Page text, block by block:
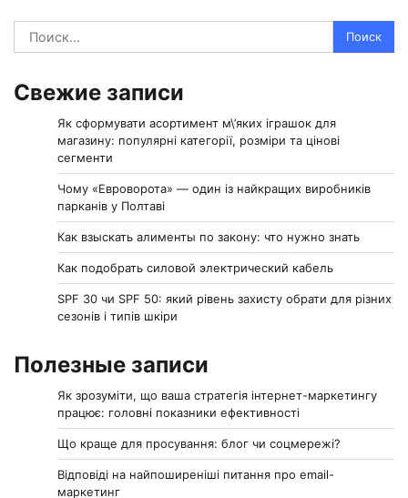
Найти:
Свежие записи
Як сформувати асортимент м\’яких іграшок для
магазину: популярні категорії, розміри та цінові
сегменти
Чому «Евроворота» — один із найкращих виробників
парканів у Полтаві
Как взыскать алименты по закону: что нужно знать
Как подобрать силовой электрический кабель
SPF 30 чи SPF 50: який рівень захисту обрати для різних
сезонів і типів шкіри
Полезные записи
Як зрозуміти, що ваша стратегія інтернет-маркетингу
працює: головні показники ефективності
Що краще для просування: блог чи соцмережі?
Відповіді на найпоширеніші питання про email-
маркетинг